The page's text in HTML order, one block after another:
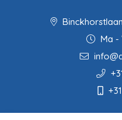
Ma -